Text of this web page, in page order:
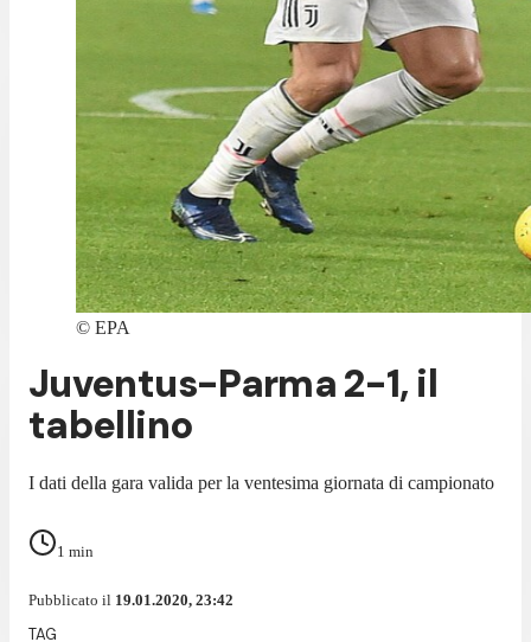
© EPA
Juventus-Parma 2-1, il
tabellino
I dati della gara valida per la ventesima giornata di campionato
1 min
Pubblicato il 19.01.2020, 23:42